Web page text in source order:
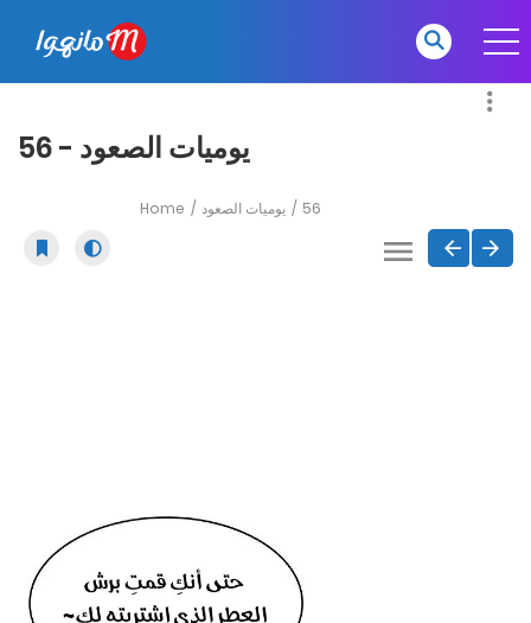
يوميات الصعود - 56
Home يوميات الصعود 56